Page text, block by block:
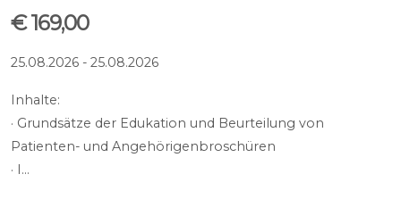
€ 169,00
25.08.2026 - 25.08.2026
Inhalte:
· Grundsätze der Edukation und Beurteilung von
Patienten- und Angehörigenbroschüren
· I…